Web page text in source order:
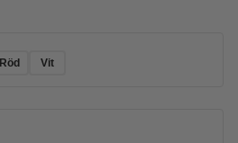
Röd Vit